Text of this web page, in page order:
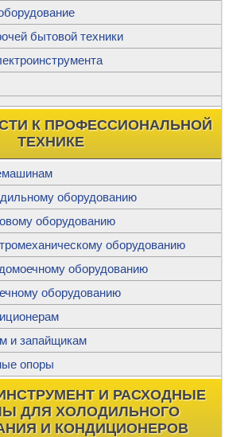
бытовой техники
К ПРОФЕССИОНАЛЬНОЙ
ТЕХНИКЕ
оборудованию
оборудованию
оборудованию
оборудованию
оборудованию
и запайщикам
опоры
И РАСХОДНЫЕ
ДЛЯ ХОЛОДИЛЬНОГО
И КОНДИЦИОНЕРОВ